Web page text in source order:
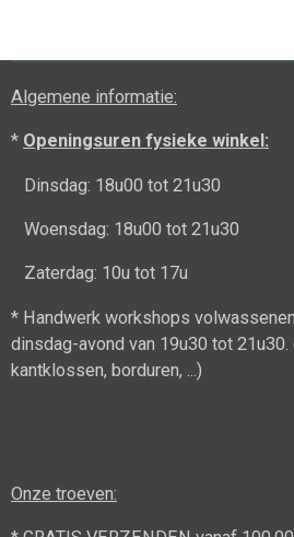
Algemene informatie:
* Openingsuren fysieke winkel:
Dinsdag: 18u00 tot 21u30
Woensdag: 18u00 tot 21u30
Zaterdag: 10u tot 17u
* Handwerk workshops
dinsdag-avond van 19u30 tot 21u30.
kantklossen, borduren, ...)
Onze troeven: